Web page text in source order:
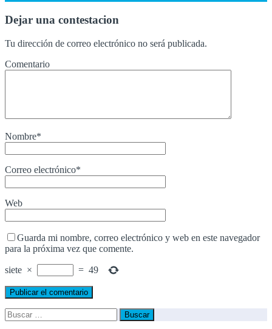
Dejar una contestacion
Tu dirección de correo electrónico no será publicada.
Comentario
Nombre*
Correo electrónico*
Web
Guarda mi nombre, correo electrónico y web en este navegador
para la próxima vez que comente.
siete × = 49
Buscar: